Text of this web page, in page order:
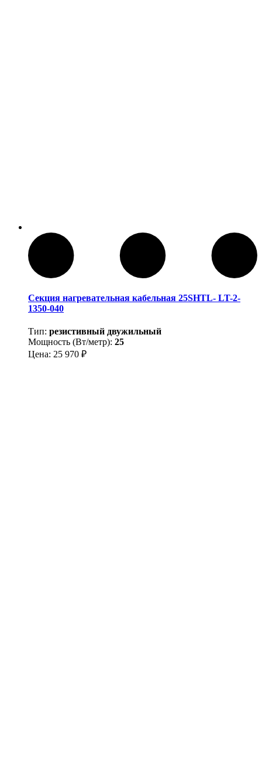
Секция нагревательная кабельная 25SHTL- LT-2-
1350-040
Тип: резистивный двужильный
Мощность (Вт/метр): 25
Цена: 25 970 ₽